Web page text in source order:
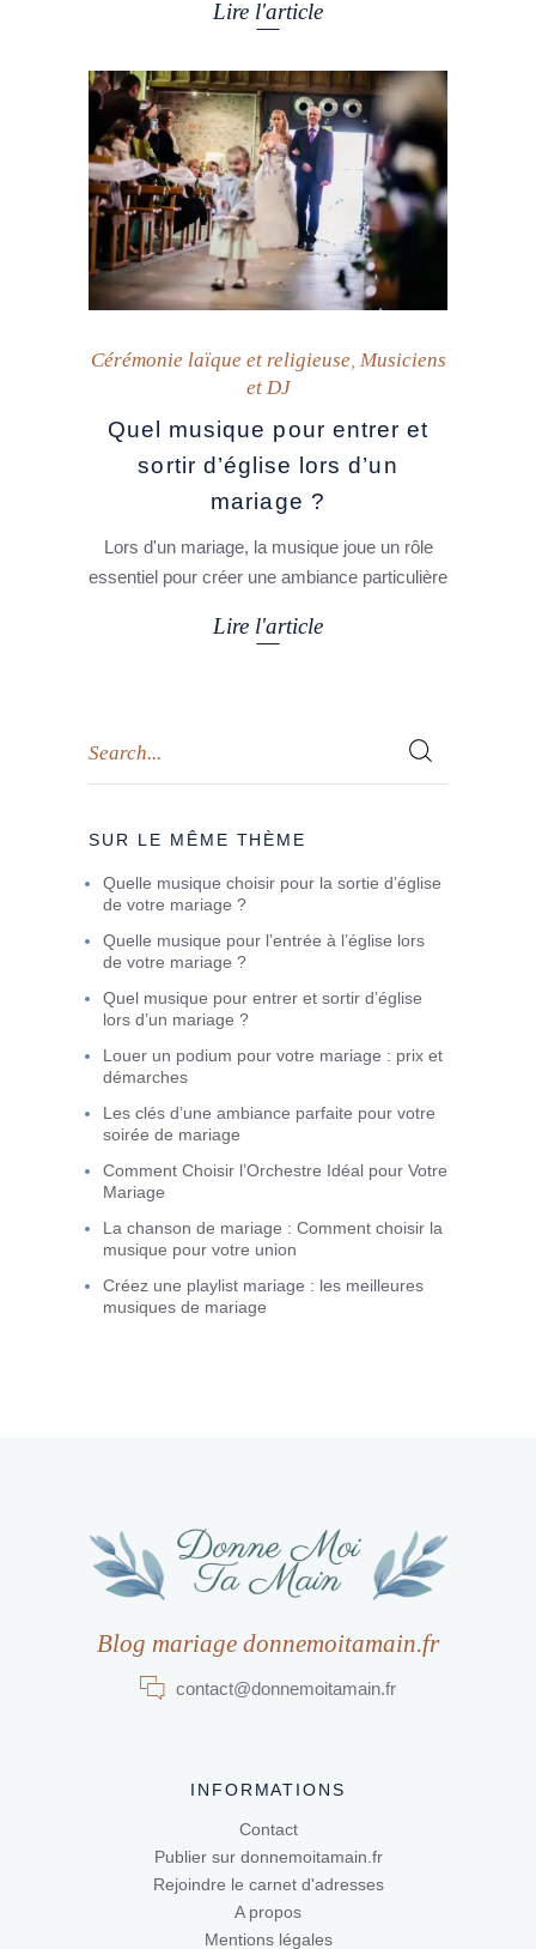
Lire l'article
Cérémonie laïque et religieuse, Musiciens
et DJ
Quel musique pour entrer et
sortir d’église lors d’un
mariage ?
Lors d'un mariage, la musique joue un rôle
essentiel pour créer une ambiance particulière
Lire l'article
SUR LE MÊME THÈME
Quelle musique choisir pour la sortie d’église
de votre mariage ?
Quelle musique pour l’entrée à l’église lors
de votre mariage ?
Quel musique pour entrer et sortir d’église
lors d’un mariage ?
Louer un podium pour votre mariage : prix et
démarches
Les clés d’une ambiance parfaite pour votre
soirée de mariage
Comment Choisir l’Orchestre Idéal pour Votre
Mariage
La chanson de mariage : Comment choisir la
musique pour votre union
Créez une playlist mariage : les meilleures
musiques de mariage
Blog mariage donnemoitamain.fr
contact@donnemoitamain.fr
INFORMATIONS
Contact
Publier sur donnemoitamain.fr
Rejoindre le carnet d'adresses
A propos
Mentions légales